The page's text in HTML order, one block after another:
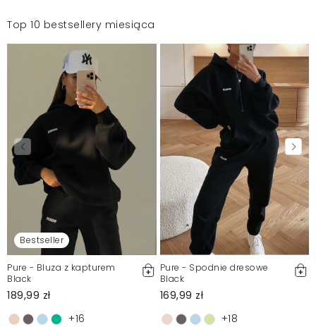
Top 10 bestsellery miesiąca
Bestseller
Pure - Bluza z kapturem
Black
189,99 zł
+16
Pure - Spodnie dresowe
Black
169,99 zł
+18